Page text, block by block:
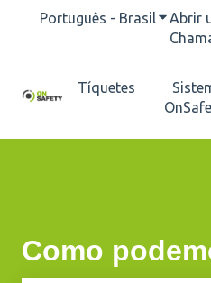
Português - BrasilMostrar
Abrir
Tíquetes
Como